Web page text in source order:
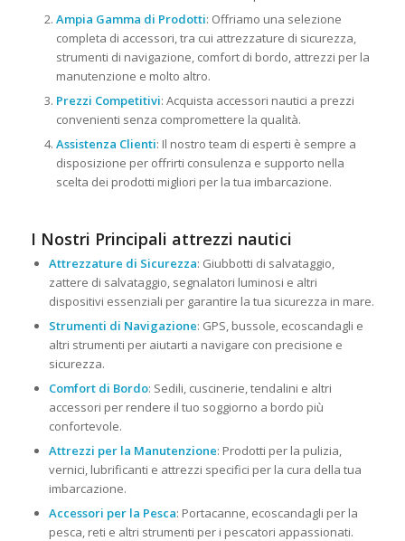
Ampia Gamma di Prodotti: Offriamo una selezione
completa di accessori, tra cui attrezzature di sicurezza,
strumenti di navigazione, comfort di bordo, attrezzi per la
manutenzione e molto altro.
Prezzi Competitivi: Acquista accessori nautici a prezzi
convenienti senza compromettere la qualità.
Assistenza Clienti: Il nostro team di esperti è sempre a
disposizione per offrirti consulenza e supporto nella
scelta dei prodotti migliori per la tua imbarcazione.
I Nostri Principali attrezzi nautici
Attrezzature di Sicurezza: Giubbotti di salvataggio,
zattere di salvataggio, segnalatori luminosi e altri
dispositivi essenziali per garantire la tua sicurezza in mare.
Strumenti di Navigazione: GPS, bussole, ecoscandagli e
altri strumenti per aiutarti a navigare con precisione e
sicurezza.
Comfort di Bordo: Sedili, cuscinerie, tendalini e altri
accessori per rendere il tuo soggiorno a bordo più
confortevole.
Attrezzi per la Manutenzione: Prodotti per la pulizia,
vernici, lubrificanti e attrezzi specifici per la cura della tua
imbarcazione.
Accessori per la Pesca: Portacanne, ecoscandagli per la
pesca, reti e altri strumenti per i pescatori appassionati.